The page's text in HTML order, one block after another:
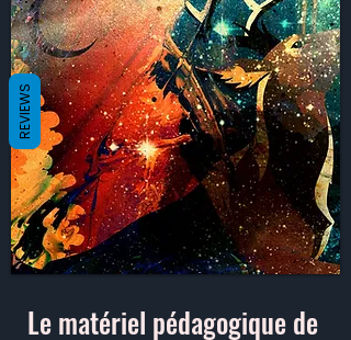
Le matériel pédagogique de
REVIEWS